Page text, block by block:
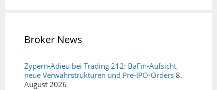
Broker News
Zypern-Adieu bei Trading 212: BaFin-Aufsicht,
neue Verwahrstrukturen und Pre-IPO-Orders 8.
August 2026